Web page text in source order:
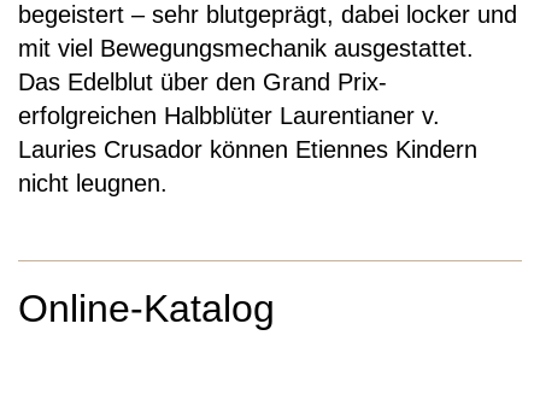
begeistert – sehr blutgeprägt, dabei locker und
mit viel Bewegungsmechanik ausgestattet.
Das Edelblut über den Grand Prix-
erfolgreichen Halbblüter Laurentianer v.
Lauries Crusador können Etiennes Kindern
nicht leugnen.
Online-Katalog